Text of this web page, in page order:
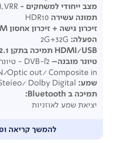
להמשך קריאה
מצב ייחודי למשחקים -
תמונה עשירה HDR10
זיכרון גישה + זיכרון אחסון-
הפעלה: 2G+32G
HDMI/USB תמיכה בתקן
טיונר מובנה–DVB-ľ2 - טיונר דיגיטלי
Optic out/ Composite in
שמע: Dolby Digital
תמיכה ב Bluetooth:
יציאת שמע לאוזניות
טכנולוגיית שמע: dbx-tv לספורט, Gamming וסרטי אקשן
: שיתוף תוכן +